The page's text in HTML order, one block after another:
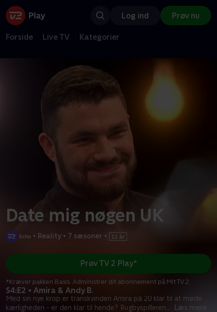
Log ind Prøv nu
Forside Live TV Kategorier
Date mig nøgen UK
• Reality • 7 sæsoner •
S4:E2 • Amira & Andy B.
Med sin nye krop er transkvinden Amira på 20 klar til at møde
kærligheden - er den klar til hende? Rugbyspilleren... Læs mere
Prøv TV 2 Play*
*Kræver pakken Basis. Administrer dit abonnement på Mit TV 2.